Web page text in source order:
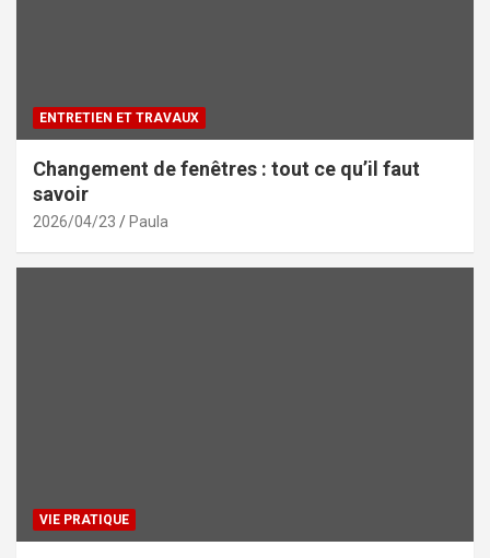
ENTRETIEN ET TRAVAUX
Changement de fenêtres : tout ce qu’il faut
savoir
2026/04/23 Paula
VIE PRATIQUE